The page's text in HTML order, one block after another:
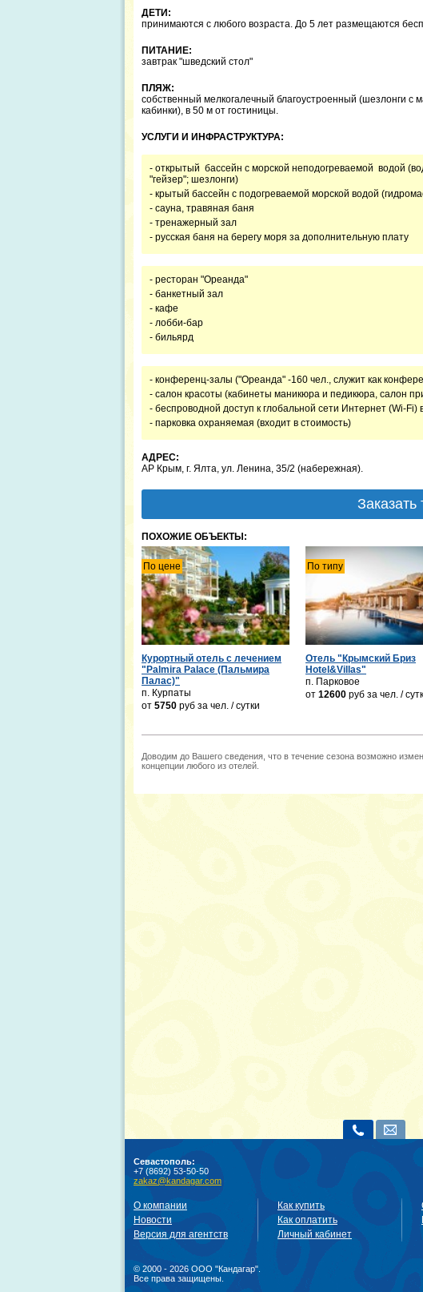
ДЕТИ:
принимаются с любого возраста. До 5 лет размещаются
ПИТАНИЕ:
завтрак "шведский стол"
ПЛЯЖ:
собственный мелкогалечный благоустроенный (шезлонги с
кабинки), в 50 м от гостиницы.
УСЛУГИ И ИНФРАСТРУКТУРА:
- открытый бассейн с морской неподогреваемой водой
"гейзер"; шезлонги)
- крытый бассейн с подогреваемой морской водой
- сауна, травяная баня
- тренажерный зал
- русская баня на берегу моря за дополнительную плату
- ресторан "Ореанда"
- банкетный зал
- кафе
- лобби-бар
- бильярд
- конференц-залы ("Ореанда" -160 чел., служит как
- салон красоты (кабинеты маникюра и педикюра, салон
- беспроводной доступ к глобальной сети Интернет (Wi-Fi)
- парковка охраняемая (входит в стоимость)
АДРЕС:
АР Крым, г. Ялта, ул. Ленина, 35/2 (набережная).
ПОХОЖИЕ ОБЪЕКТЫ:
По цене
Курортный отель с лечением
"Palmira Palace (Пальмира
Палас)"
п. Курпаты
от 5750 руб за чел. / сутки
По типу
Отель "Крымский Бриз
Hotel&Villas"
п. Парковое
от 12600 руб за чел. /
Доводим до Вашего сведения, что в течение сезона возможно
концепции любого из отелей.
Севастополь:
+7 (8692) 53-50-50
zakaz@kandagar.com
О компании
Новости
Версия для агентств
Как купить
Как оплатить
Личный кабинет
© 2000 - 2026 ООО "Кандагар".
Все права защищены.